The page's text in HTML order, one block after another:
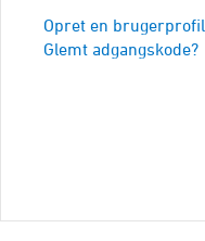
Opret en brugerprofil
Glemt adgangskode?